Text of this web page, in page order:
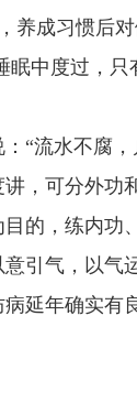
养成习惯后
眠中度过，
：“流水不腐
，可分外功
的，练内功
引气，以气
延年确实